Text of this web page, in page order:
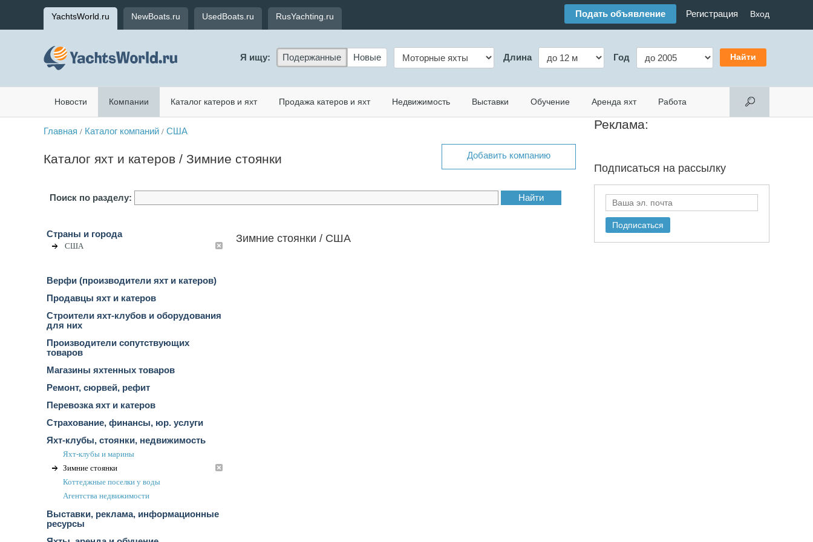
YachtsWorld.ru NewBoats.ru UsedBoats.ru RusYachting.ru Подать объявление Регистрация Вход
Я ищу: Подержанные Новые Длина Год
Новости Компании Каталог катеров и яхт Продажа катеров и яхт Недвижимость Выставки Обучение Аренда яхт Работа
Главная / Каталог компаний / США
Каталог яхт и катеров / Зимние стоянки Добавить компанию
Поиск по разделу:
Страны и города
США
Верфи (производители яхт и катеров)
Продавцы яхт и катеров
Строители яхт-клубов и оборудования
для них
Производители сопутствующих
товаров
Магазины яхтенных товаров
Ремонт, сюрвей, рефит
Перевозка яхт и катеров
Страхование, финансы, юр. услуги
Яхт-клубы, стоянки, недвижимость
Яхт-клубы и марины
Зимние стоянки
Коттеджные поселки у воды
Агентства недвижимости
Выставки, реклама, информационные
ресурсы
Зимние стоянки / США
Реклама:
Подписаться на рассылку